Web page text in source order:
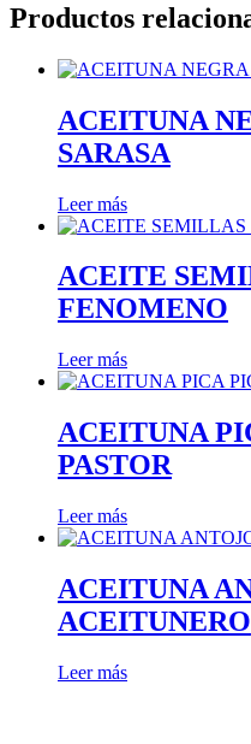
Productos
ACEITUNA
SARASA
Leer más
ACEITE
FENOMENO
Leer más
ACEITUNA
PASTOR
Leer más
ACEITUNA
ACEITUNERO
Leer más